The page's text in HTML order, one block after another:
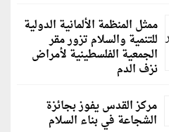
ممثل المنظمة الألمانية الدولية
للتنمية والسلام تزور مقر
الجمعية الفلسطينية لأمراض
نزف الدم
مركز القدس يفوز بجائزة
الشجاعة في بناء السلام